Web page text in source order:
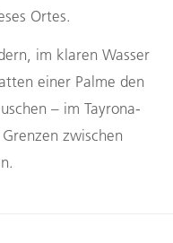
Ortes.
im klaren Wasser
einer Palme den
– im Tayrona-
zwischen